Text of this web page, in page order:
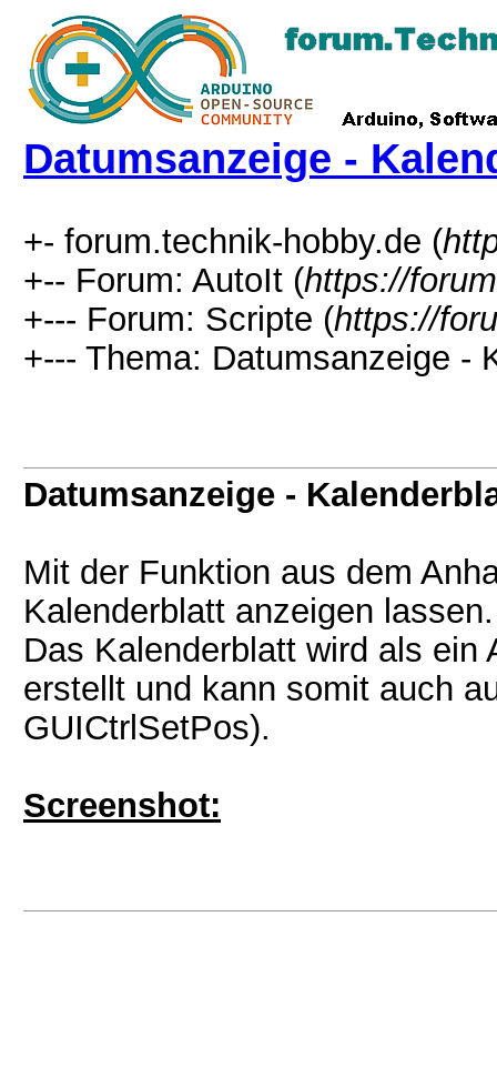
Datumsanzeige -
+- forum.technik-hobby.de (
+-- Forum: AutoIt (https://
+--- Forum: Scripte (https://
+--- Thema: Datumsanzeige -
Datumsanzeige -
Mit der Funktion aus dem
Kalenderblatt anzeigen
Das Kalenderblatt wird als ein
erstellt und kann somit auch
GUICtrlSetPos).
Screenshot: